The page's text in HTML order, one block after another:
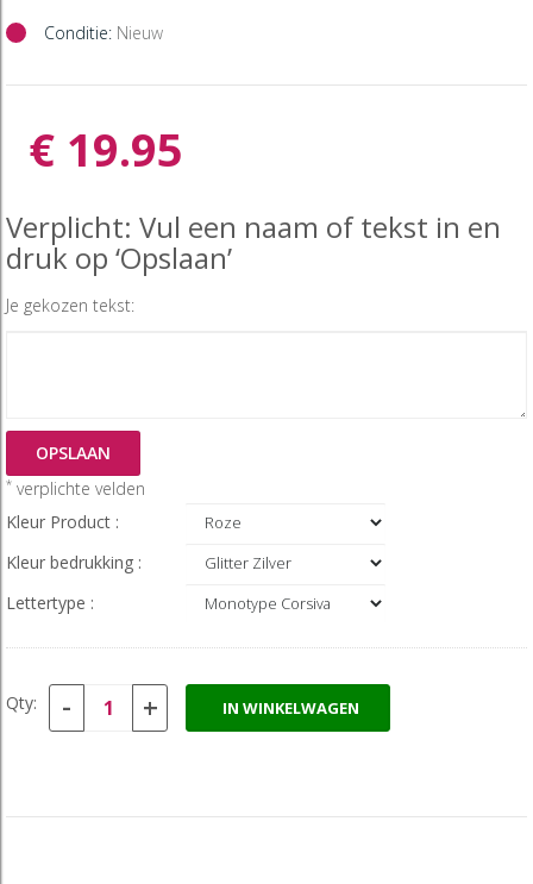
Conditie: Nieuw
€ 19.95
Verplicht: Vul een naam of tekst in en
druk op ‘Opslaan’
Je gekozen tekst:
OPSLAAN
* verplichte velden
Kleur Product :
Kleur bedrukking :
Lettertype :
Qty: - + IN WINKELWAGEN